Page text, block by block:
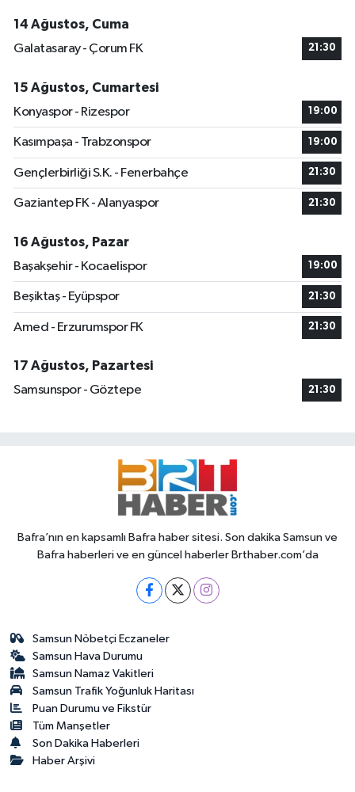
14 Ağustos, Cuma
Galatasaray - Çorum FK
21:30
15 Ağustos, Cumartesi
Konyaspor - Rizespor
19:00
Kasımpaşa - Trabzonspor 19:00
Gençlerbirliği S.K. - Fenerbahçe 21:30
Gaziantep FK - Alanyaspor 21:30
16 Ağustos, Pazar
Başakşehir - Kocaelispor
19:00
Beşiktaş - Eyüpspor 21:30
Amed - Erzurumspor FK 21:30
17 Ağustos, Pazartesi
Samsunspor - Göztepe
21:30
Bafra’nın en kapsamlı Bafra haber sitesi. Son dakika Samsun ve
Bafra haberleri ve en güncel haberler Brthaber.com’da
Samsun Nöbetçi Eczaneler
Samsun Hava Durumu
Samsun Namaz Vakitleri
Samsun Trafik Yoğunluk Haritası
Puan Durumu ve Fikstür
Tüm Manşetler
Son Dakika Haberleri
Haber Arşivi